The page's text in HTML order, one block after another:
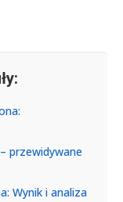
przewidywane
Wynik i analiza